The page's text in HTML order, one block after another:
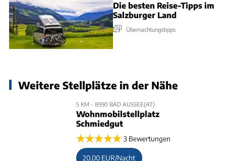
Die besten Reise-Tipps im
Salzburger Land
Übernachtungstipps
Weitere Stellplätze in der Nähe
5 KM - 8990 BAD AUSSEE(AT)
Wohnmobilstellplatz
Schmiedgut
3 Bewertungen
20,00 EUR/Nacht